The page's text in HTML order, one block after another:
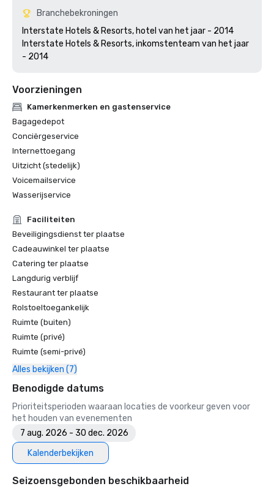
Branchebekroningen
Interstate Hotels & Resorts, hotel van het jaar - 2014
Interstate Hotels & Resorts, inkomstenteam van het jaar
Voorzieningen
Kamerkenmerken en gastenservice
Bagagedepot
Conciërgeservice
Internettoegang
Uitzicht (stedelijk)
Voicemailservice
Wasserijservice
Faciliteiten
Beveiligingsdienst ter plaatse
Cadeauwinkel ter plaatse
Catering ter plaatse
Langdurig verblijf
Restaurant ter plaatse
Rolstoeltoegankelijk
Ruimte (buiten)
Ruimte (privé)
Ruimte (semi-privé)
Alles bekijken (7)
Benodigde datums
Prioriteitsperioden waaraan locaties de voorkeur geven voor
het houden van evenementen
7 aug. 2026 - 30 dec. 2026
Kalenderbekijken
Seizoensgebonden beschikbaarheid